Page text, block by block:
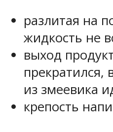
разлитая на
жидкость не
выход
прекратился,
из змеевика
крепость